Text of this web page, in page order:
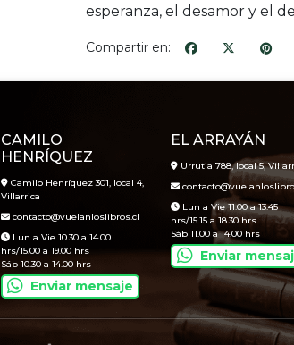
esperanza, el desamor y el
Compartir en:
CAMILO
HENRÍQUEZ
Camilo Henríquez 301, local 4,
Villarrica
contacto@vuelanloslibros.cl
Lun a Vie 10.30 a 14.00
hrs/15.00 a 19.00 hrs
Sáb 10.30 a 14.00 hrs
Enviar mensaje
EL ARRAYÁN
Urrutia 788, local 5,
Lun a Vie 11.00 a 13.45
hrs/15.15 a 18.30 hrs
Sáb 11.00 a 14.00 hrs
Enviar